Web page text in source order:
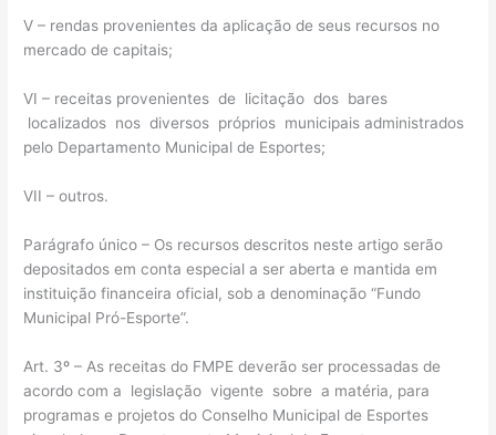
V – rendas provenientes da aplicação de seus recursos no
mercado de capitais;
VI – receitas provenientes de licitação dos bares
localizados nos diversos próprios municipais administrados
pelo Departamento Municipal de Esportes;
VII – outros.
Parágrafo único – Os recursos descritos neste artigo serão
depositados em conta especial a ser aberta e mantida em
instituição financeira oficial, sob a denominação “Fundo
Municipal Pró-Esporte”.
Art. 3º – As receitas do FMPE deverão ser processadas de
acordo com a legislação vigente sobre a matéria, para
programas e projetos do Conselho Municipal de Esportes